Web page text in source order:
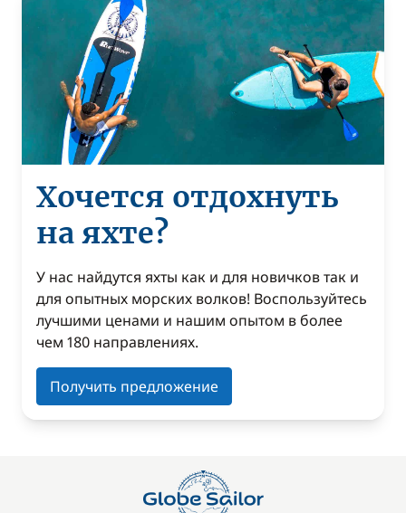
Хочется отдохнуть
на яхте?
У нас найдутся яхты как и для новичков так и
для опытных морских волков! Воспользуйтесь
лучшими ценами и нашим опытом в более
чем 180 направлениях.
Получить предложение